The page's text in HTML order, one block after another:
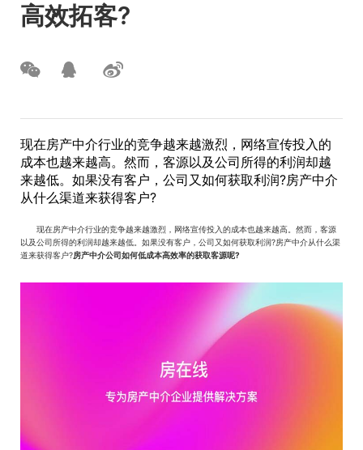
高效拓客?
现在房产中介行业的竞争越来越激烈，网络宣传投入的
成本也越来越高。然而，客源以及公司所得的利润却越
来越低。如果没有客户，公司又如何获取利润?房产中介
从什么渠道来获得客户?
现在房产中介行业的竞争越来越激烈，网络宣传投入的成本也越来越高。然而，客源
以及公司所得的利润却越来越低。如果没有客户，公司又如何获取利润?房产中介从什么渠
道来获得客户?房产中介公司如何低成本高效率的获取客源呢?